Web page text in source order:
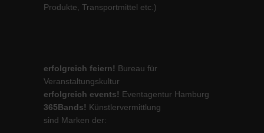
Produkte, Transportmittel etc.)
erfolgreich feiern! Bureau für
Veranstaltungskultur
erfolgreich events! Eventagentur Hamburg
365Bands! Künstlervermittlung
sind Marken der: